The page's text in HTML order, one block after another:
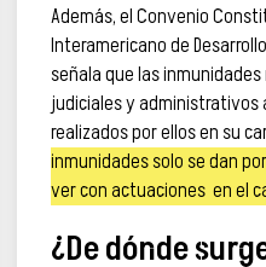
Además, el Convenio
Interamericano de
señala que las
judiciales y administrativos
realizados por ellos en su
inmunidades solo se dan
ver con actuaciones en el
¿De dónde